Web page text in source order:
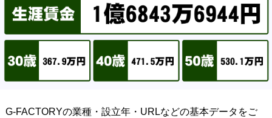
G-FACTORYの業種・設立年・URLなどの基本データをご